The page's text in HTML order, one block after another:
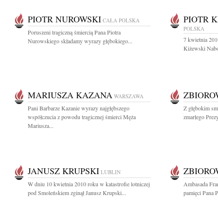
PIOTR NUROWSKI CAŁA POLSKA
Poruszeni tragiczną śmiercią Pana Piotra
Nurowskiego składamy wyrazy głębokiego...
PIOTR
POLSKA
7 kwietnia
Kiżewski
MARIUSZA KAZANA WARSZAWA
Pani Barbarze Kazanie wyrazy najgłębszego
współczucia z powodu tragicznej śmierci Męża
Mariusza...
Z głębokim
zmarłego
JANUSZ KRUPSKI LUBLIN
W dniu 10 kwietnia 2010 roku w katastrofie lotniczej
pod Smoleńskiem zginął Janusz Krupski...
Ambasada
pamięci Pana